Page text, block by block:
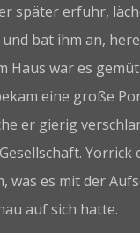
später erfuhr,
bat ihm an,
Haus war es
eine große
er gierig
Yorrick
was es mit der
auf sich hatte.